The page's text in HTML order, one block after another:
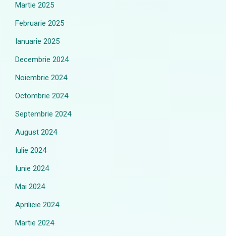
Martie 2025
Februarie 2025
Ianuarie 2025
Decembrie 2024
Noiembrie 2024
Octombrie 2024
Septembrie 2024
August 2024
Iulie 2024
Iunie 2024
Mai 2024
Aprilieie 2024
Martie 2024